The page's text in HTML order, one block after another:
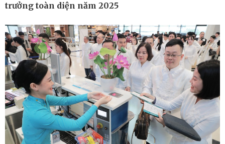
Pháp luật
Vụ án
Tin nóng
Tư vấn luật
Thể thao
Pickleball
Bóng đá quốc tế
Bóng đá Việt Nam
Thế giới thể thao
trưởng toàn diện năm 2025